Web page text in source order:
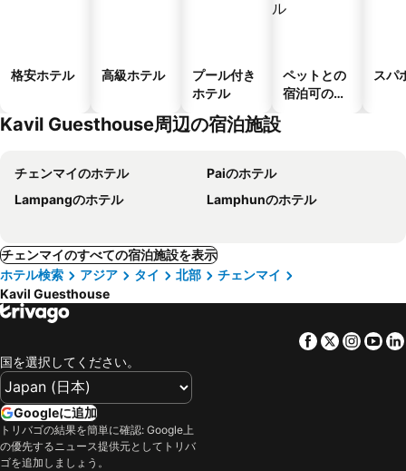
格安ホテル 高級ホテル
プール付き
ホテル
ペットとの
宿泊可のホ
スパ
Kavil Guesthouse周辺の宿泊施設
チェンマイのホテル
Paiのホテル
Lampangのホテル
Lamphunのホテル
チェンマイのすべての宿泊施設を表示
ホテル検索
アジア タイ 北部
チェンマイ
Kavil Guesthouse
Facebook
Twitter
国を選択してください。
Googleに追加
トリバゴの結果を簡単に確認: Google上
の優先するニュース提供元としてトリバ
ゴを追加しましょう。